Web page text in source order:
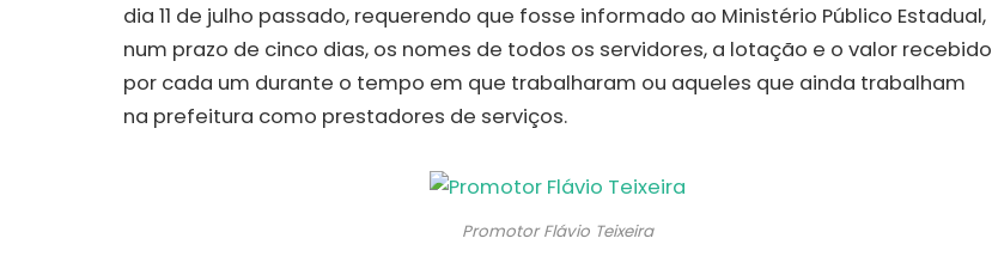
dia 11 de julho passado, requerendo que fosse informado ao Ministério Público Estadual,
num prazo de cinco dias, os nomes de todos os servidores, a lotação e o valor recebido
por cada um durante o tempo em que trabalharam ou aqueles que ainda trabalham
na prefeitura como prestadores de serviços.
Promotor Flávio Teixeira